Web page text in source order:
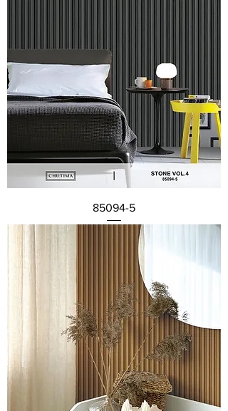
85094-5